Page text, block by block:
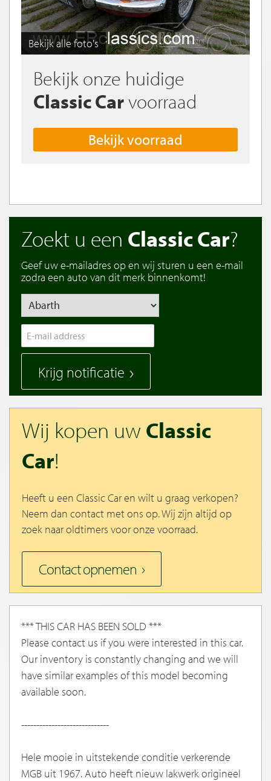
Bekijk alle foto's
Bekijk onze huidige
Classic Carvoorraad
Bekijk voorraad
Zoekt u een Classic Car?
Geef uw e-mailadres op en wij sturen u een e-mail
zodra een auto van dit merk binnenkomt!
Krijg notificatie
Wij kopen uwClassic
Car!
Heeft u een Classic Car en wilt u graag verkopen?
Neem dan contact met ons op. Wij zijn altijd op
zoek naar oldtimers voor onze voorraad.
Contact opnemen
*** THIS CAR HAS BEEN SOLD ***
Please contact us if you were interested in this car.
Our inventory is constantly changing and we will
have similar examples of this model becoming
available soon.
-----------------------------
Hele mooie in uitstekende conditie verkerende
MGB uit 1967. Auto heeft nieuw lakwerk origineel